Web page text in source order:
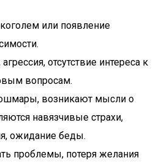
или появление
отсутствие интереса к
вопросам.
возникают мысли о
навязчивые страхи,
ожидание беды.
проблемы, потеря желания